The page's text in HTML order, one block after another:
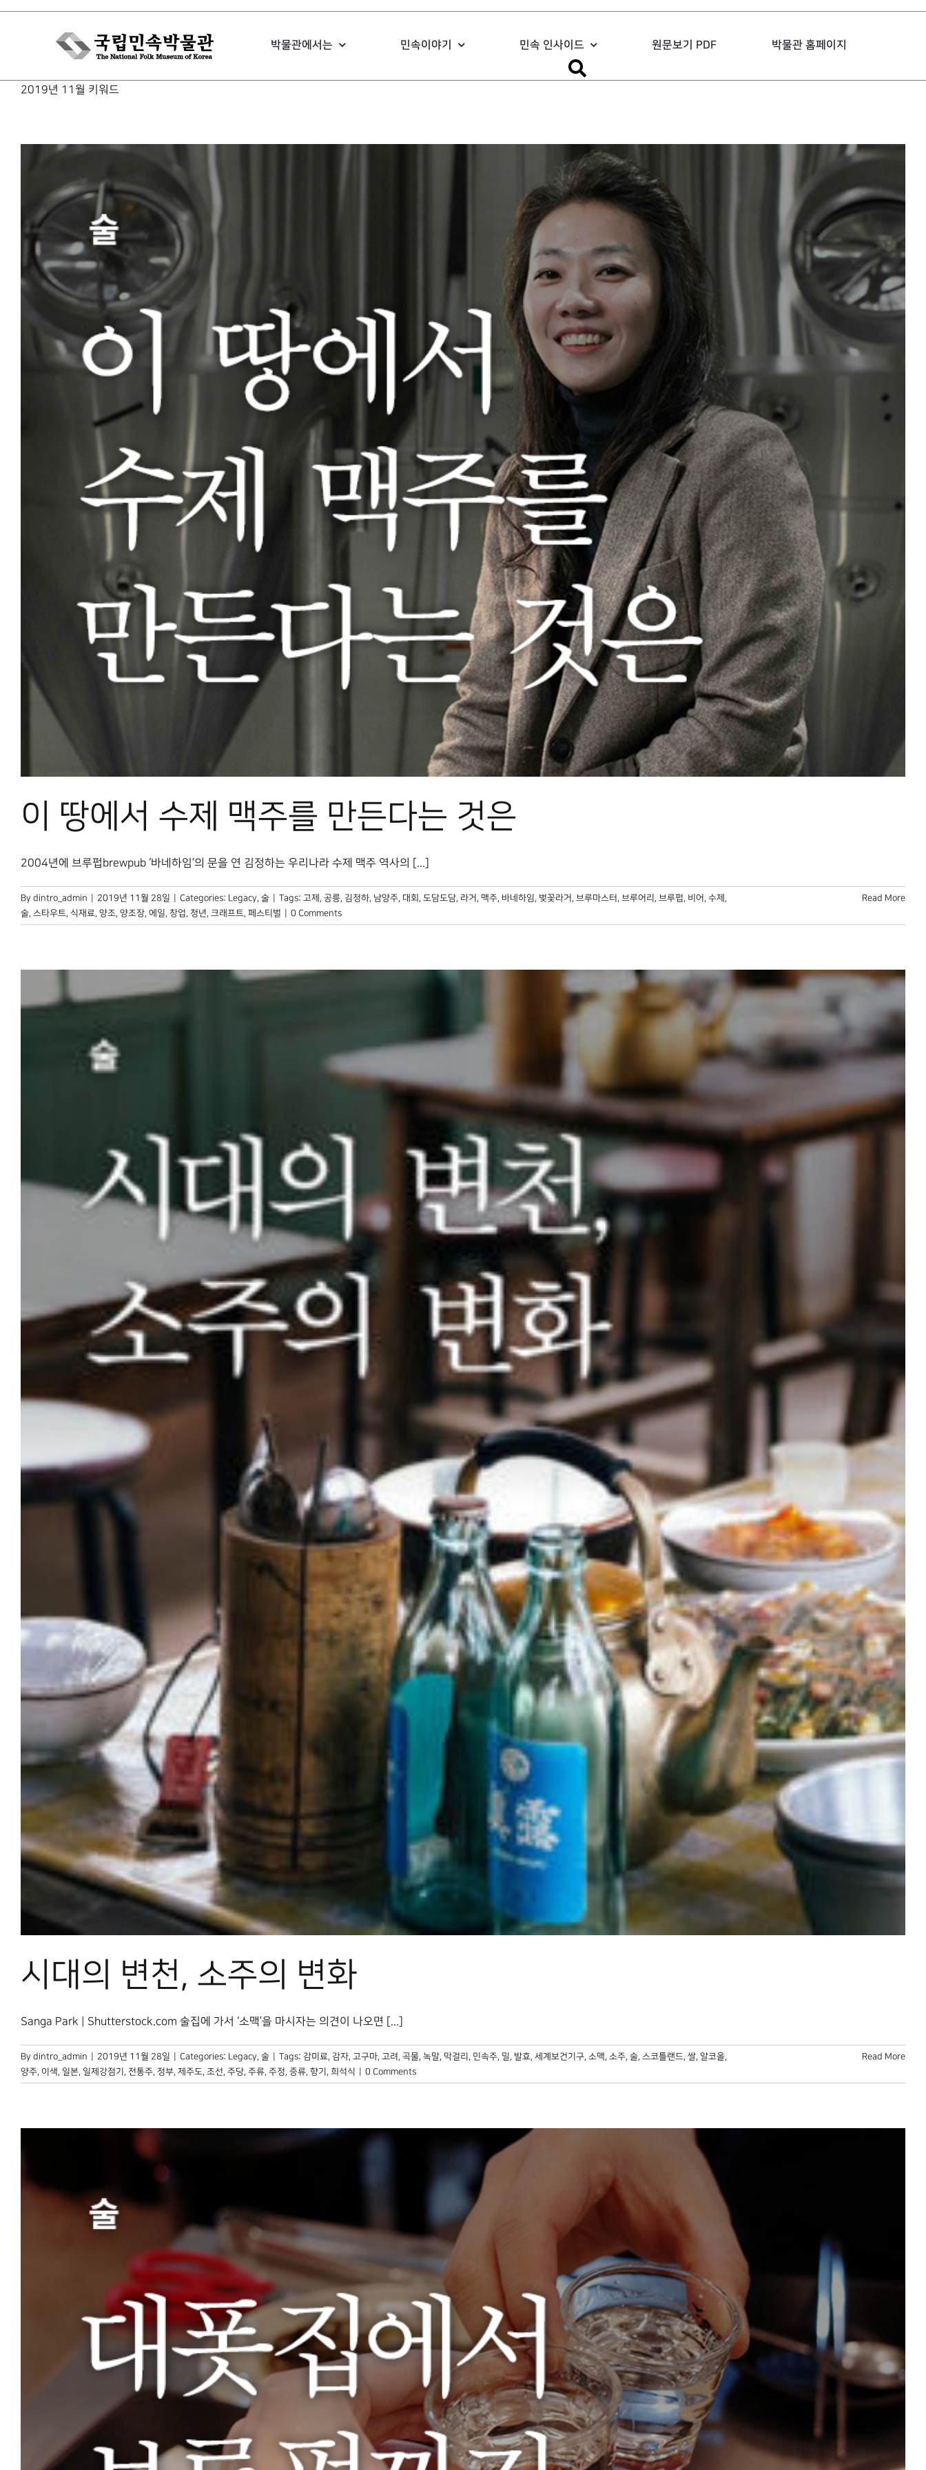
Skip
박물관에서는 민속이야기 민속 인사이드 원문보기 PDF 박물관 홈페이지
2019년 11월 키워드
이 땅에서 수제 맥주를 만든다는 것은
2004년에 브루펍brewpub ‘바네하임’의 문을 연 김정하는 우리나라 수제 맥주 역사의 [...]
By dintro_admin 2019년 11월 28일 Categories: Legacy, 술 Tags: 고제 , 공릉, 김정하, 남양주, 대회 , 도담도담, 라거 , 맥주, 바네하임, 벚꽃라거 , 브루마스터 , 브루어리 , 브루펍, 비어 , 수제 ,
술, 스타우트, 식재료, 양조, 양조장, 에일, 창업, 청년, 크래프트, 페스티벌 0 Comments
Read More
시대의 변천, 소주의 변화
Sanga Park | Shutterstock.com 술집에 가서 ‘소맥’을 마시자는 의견이 나오면 [...]
By dintro_admin 2019년 11월 28일 Categories: Legacy, 술 Tags: 감미료, 감자, 고구마, 고려 , 곡물, 녹말, 막걸리 , 민속주, 밀, 발효, 세계보건기구, 소맥, 소주, 술, 스코틀랜드, 쌀, 알코올,
양주, 이색, 일본, 일제강점기 , 전통주, 정부, 제주도, 조선, 주당, 주류, 주정, 증류, 향기 , 희석식 0 Comments
Read More